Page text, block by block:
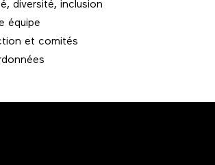
diversité, inclusion
équipe
et comités